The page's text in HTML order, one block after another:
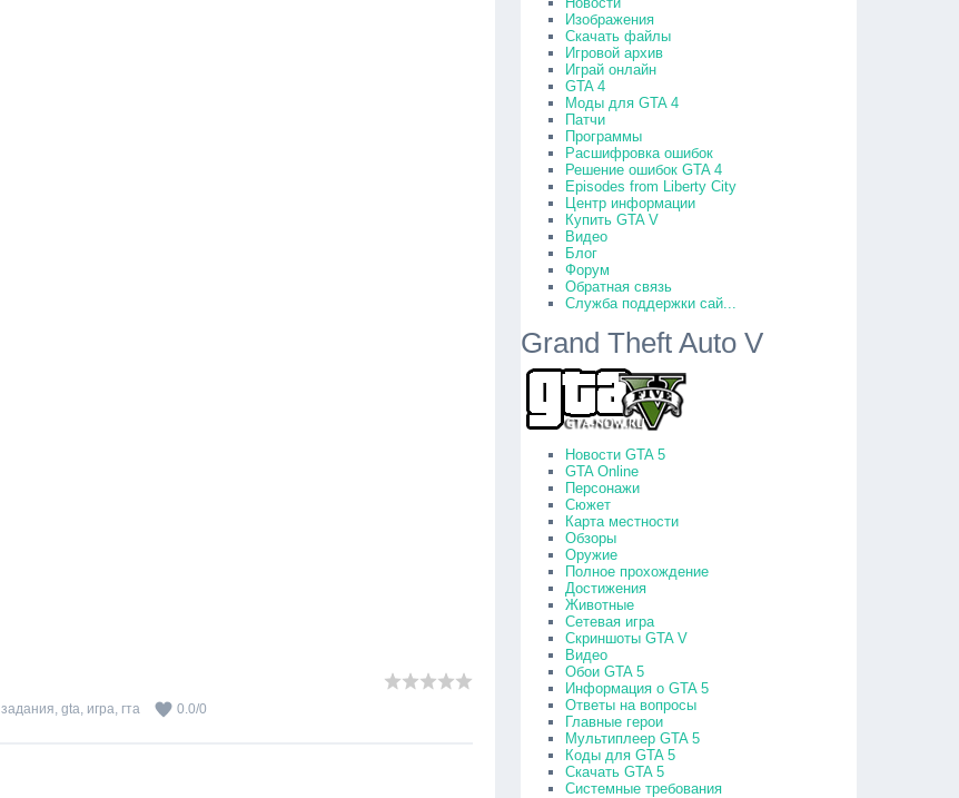
задания, gta, игра, гта 0.0/0
Изображения
Скачать файлы
Игровой архив
Играй онлайн
GTA 4
Моды для GTA 4
Патчи
Программы
Расшифровка ошибок
Решение ошибок GTA 4
Episodes from Liberty City
Центр информации
Купить GTA V
Видео
Блог
Форум
Обратная связь
Служба поддержки сай...
Grand Theft Auto V
Новости GTA 5
GTA Online
Персонажи
Сюжет
Карта местности
Обзоры
Оружие
Полное прохождение
Достижения
Животные
Сетевая игра
Скриншоты GTA V
Видео
Обои GTA 5
Информация о GTA 5
Ответы на вопросы
Главные герои
Мультиплеер GTA 5
Коды для GTA 5
Скачать GTA 5
Системные требования